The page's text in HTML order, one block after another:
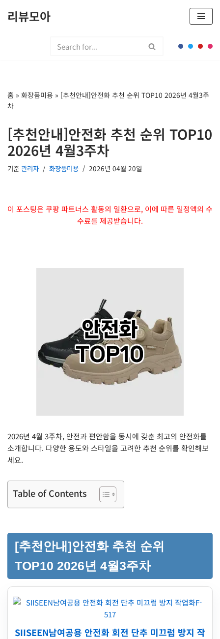
뛰
기
리뷰모아
홈 » 화장품미용 » [추천안내]안전화 추천 순위 TOP10 2026년 4월3주
차
[추천안내]안전화 추천 순위 TOP10
2026년 4월3주차
기준 관리자 화장품미용 2026년 04월 20일
이 포스팅은 쿠팡 파트너스 활동의 일환으로, 이에 따른 일정액의 수
수료를 제공받습니다.
2026년 4월 3주차, 안전과 편안함을 동시에 갖춘 최고의 안전화를
소개합니다. 다양한 용도와 스타일을 고려한 추천 순위를 확인해보
세요.
Table of Contents
[추천안내]안전화 추천 순위
TOP10 2026년 4월3주차
SIISEEN남여공용 안전화 회전 단추 미끄럼 방지 작